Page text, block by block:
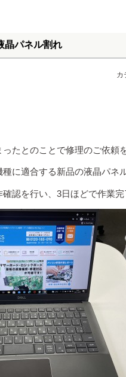
晶パネル割れ
カ
たとのことで修理のご依頼
に適合する新品の液晶パネ
認を行い、3日ほどで作業完